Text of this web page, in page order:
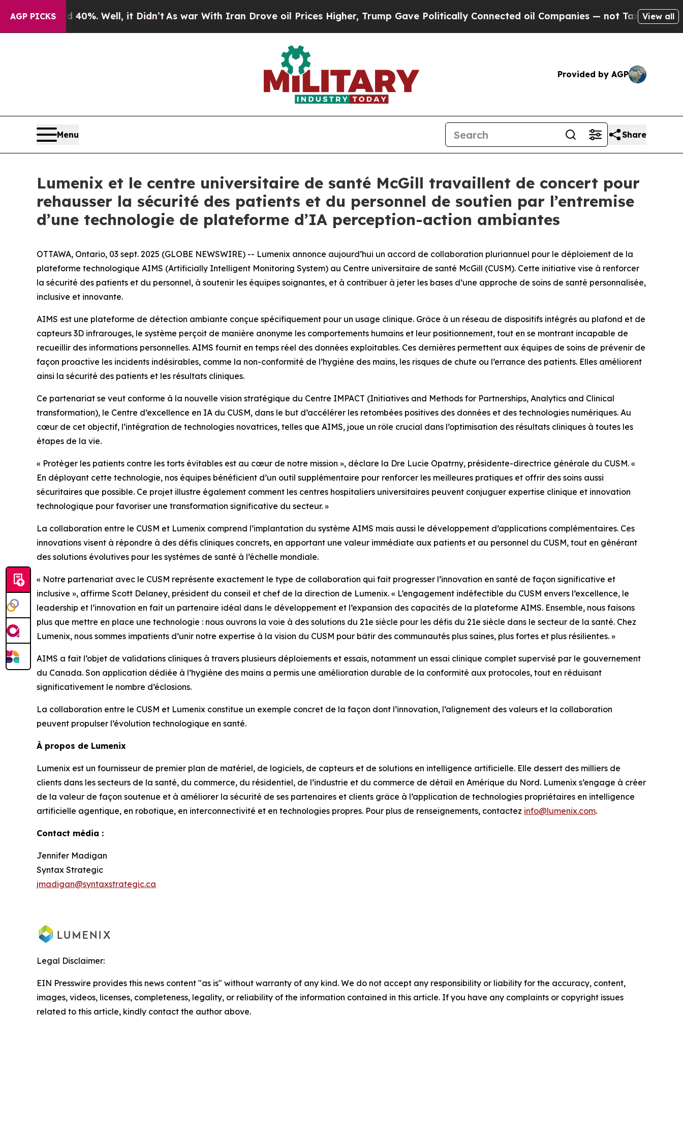
AGP PICKS40%. Well, it Didn’t As war With Iran Drove oil Prices Higher, Trump Gave Politically Connected oil Companies — not Taxpayers — theView all
Provided by AGP
Menu Share
Lumenix et le centre universitaire de santé McGill travaillent de concert pour
rehausser la sécurité des patients et du personnel de soutien par l’entremise
d’une technologie de plateforme d’IA perception-action ambiantes
OTTAWA, Ontario, 03 sept. 2025 (GLOBE NEWSWIRE) -- Lumenix annonce aujourd’hui un accord de collaboration pluriannuel pour le déploiement de la
plateforme technologique AIMS (Artificially Intelligent Monitoring System) au Centre universitaire de santé McGill (CUSM). Cette initiative vise à renforcer
la sécurité des patients et du personnel, à soutenir les équipes soignantes, et à contribuer à jeter les bases d’une approche de soins de santé personnalisée,
inclusive et innovante.
AIMS est une plateforme de détection ambiante conçue spécifiquement pour un usage clinique. Grâce à un réseau de dispositifs intégrés au plafond et de
capteurs 3D infrarouges, le système perçoit de manière anonyme les comportements humains et leur positionnement, tout en se montrant incapable de
recueillir des informations personnelles. AIMS fournit en temps réel des données exploitables. Ces dernières permettent aux équipes de soins de prévenir de
façon proactive les incidents indésirables, comme la non-conformité de l’hygiène des mains, les risques de chute ou l’errance des patients. Elles améliorent
ainsi la sécurité des patients et les résultats cliniques.
Ce partenariat se veut conforme à la nouvelle vision stratégique du Centre IMPACT (Initiatives and Methods for Partnerships, Analytics and Clinical
transformation), le Centre d’excellence en IA du CUSM, dans le but d’accélérer les retombées positives des données et des technologies numériques. Au
cœur de cet objectif, l’intégration de technologies novatrices, telles que AIMS, joue un rôle crucial dans l’optimisation des résultats cliniques à toutes les
étapes de la vie.
« Protéger les patients contre les torts évitables est au cœur de notre mission », déclare la Dre Lucie Opatrny, présidente-directrice générale du CUSM. «
En déployant cette technologie, nos équipes bénéficient d’un outil supplémentaire pour renforcer les meilleures pratiques et offrir des soins aussi
sécuritaires que possible. Ce projet illustre également comment les centres hospitaliers universitaires peuvent conjuguer expertise clinique et innovation
technologique pour favoriser une transformation significative du secteur. »
La collaboration entre le CUSM et Lumenix comprend l’implantation du système AIMS mais aussi le développement d’applications complémentaires. Ces
innovations visent à répondre à des défis cliniques concrets, en apportant une valeur immédiate aux patients et au personnel du CUSM, tout en générant
des solutions évolutives pour les systèmes de santé à l’échelle mondiale.
« Notre partenariat avec le CUSM représente exactement le type de collaboration qui fait progresser l’innovation en santé de façon significative et
inclusive », affirme Scott Delaney, président du conseil et chef de la direction de Lumenix. « L’engagement indéfectible du CUSM envers l’excellence, le
leadership et l’innovation en fait un partenaire idéal dans le développement et l’expansion des capacités de la plateforme AIMS. Ensemble, nous faisons
plus que mettre en place une technologie : nous ouvrons la voie à des solutions du 21e siècle pour les défis du 21e siècle dans le secteur de la santé. Chez
Lumenix, nous sommes impatients d’unir notre expertise à la vision du CUSM pour bâtir des communautés plus saines, plus fortes et plus résilientes. »
AIMS a fait l’objet de validations cliniques à travers plusieurs déploiements et essais, notamment un essai clinique complet supervisé par le gouvernement
du Canada. Son application dédiée à l’hygiène des mains a permis une amélioration durable de la conformité aux protocoles, tout en réduisant
significativement le nombre d’éclosions.
La collaboration entre le CUSM et Lumenix constitue un exemple concret de la façon dont l’innovation, l’alignement des valeurs et la collaboration
peuvent propulser l’évolution technologique en santé.
À propos de Lumenix
Lumenix est un fournisseur de premier plan de matériel, de logiciels, de capteurs et de solutions en intelligence artificielle. Elle dessert des milliers de
clients dans les secteurs de la santé, du commerce, du résidentiel, de l’industrie et du commerce de détail en Amérique du Nord. Lumenix s’engage à créer
de la valeur de façon soutenue et à améliorer la sécurité de ses partenaires et clients grâce à l’application de technologies propriétaires en intelligence
artificielle agentique, en robotique, en interconnectivité et en technologies propres. Pour plus de renseignements, contactez info@lumenix.com.
Contact média :
Jennifer Madigan
Syntax Strategic
jmadigan@syntaxstrategic.ca
Legal Disclaimer:
EIN Presswire provides this news content "as is" without warranty of any kind. We do not accept any responsibility or liability for the accuracy, content,
images, videos, licenses, completeness, legality, or reliability of the information contained in this article. If you have any complaints or copyright issues
related to this article, kindly contact the author above.